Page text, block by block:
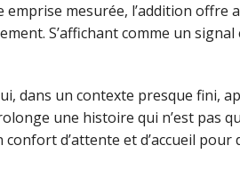
emprise mesurée, l’addition offre
S’affichant comme un signal
dans un contexte presque fini,
une histoire qui n’est pas
d’attente et d’accueil pour